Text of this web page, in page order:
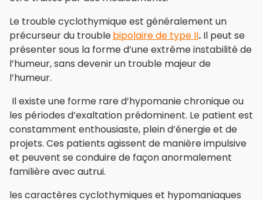
Le trouble cyclothymique est généralement un
précurseur du troublebipolaire de type II. Il peut se
présenter sous la forme d’une extrême instabilité de
l’humeur, sans devenir un trouble majeur de
l’humeur.
Il existe une forme rare d’hypomanie chronique ou
les périodes d’exaltation prédominent. Le patient est
constamment enthousiaste, plein d’énergie et de
projets. Ces patients agissent de manière impulsive
et peuvent se conduire de façon anormalement
familière avec autrui.
les caractères cyclothymiques et hypomaniaques